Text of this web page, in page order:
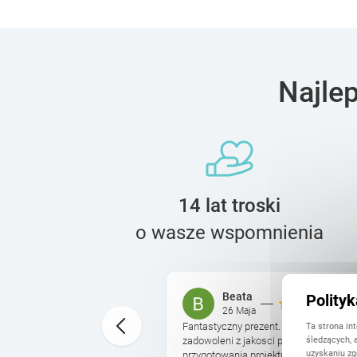
14 lat troski
o wasze wspomnienia
Beata
26 Maja
Fantastyczny prezent. I ja i osoba
zadowoleni z jakosci produktu.
Ta strona
śledzących,
uzyskaniu